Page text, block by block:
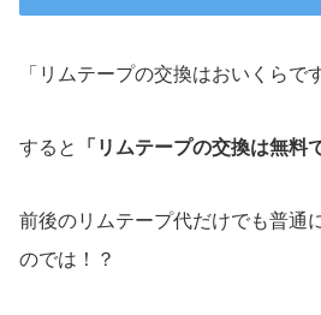
「リムテープの交換はおいくらで
すると 「リムテープの交換は無料
前後のリムテープ代だけでも普通
のでは！？